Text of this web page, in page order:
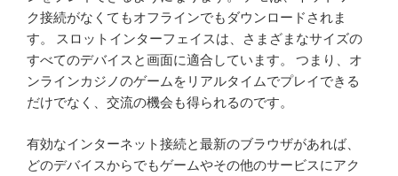
ク接続がなくてもオフラインでもダウンロードされま
す。 スロットインターフェイスは、さまざまなサイズの
すべてのデバイスと画面に適合しています。 つまり、オ
ンラインカジノのゲームをリアルタイムでプレイできる
だけでなく、交流の機会も得られるのです。
有効なインターネット接続と最新のブラウザがあれば、
どのデバイスからでもゲームやその他のサービスにアク